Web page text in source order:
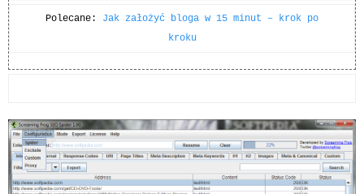
Polecane: Jak założyć bloga w 15 minut – krok po
kroku